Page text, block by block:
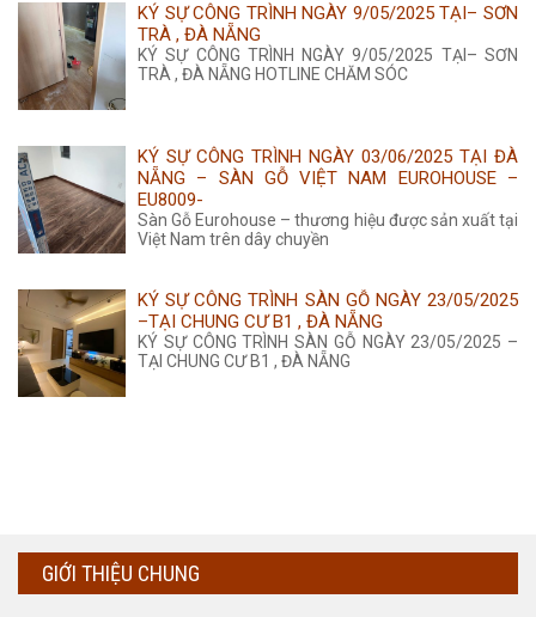
KÝ SỰ CÔNG TRÌNH NGÀY 9/05/2025 TẠI– SƠN
TRÀ , ĐÀ NẴNG
KÝ SỰ CÔNG TRÌNH NGÀY 9/05/2025 TẠI– SƠN
TRÀ , ĐÀ NẴNG HOTLINE CHĂM SÓC
KÝ SỰ CÔNG TRÌNH NGÀY 03/06/2025 TẠI ĐÀ
NẴNG – SÀN GỖ VIỆT NAM EUROHOUSE –
EU8009-
Sàn Gỗ Eurohouse – thương hiệu được sản xuất tại
Việt Nam trên dây chuyền
KÝ SỰ CÔNG TRÌNH SÀN GỖ NGÀY 23/05/2025
–TẠI CHUNG CƯ B1 , ĐÀ NẴNG
KÝ SỰ CÔNG TRÌNH SÀN GỖ NGÀY 23/05/2025 –
TẠI CHUNG CƯ B1 , ĐÀ NẴNG
GIỚI THIỆU CHUNG